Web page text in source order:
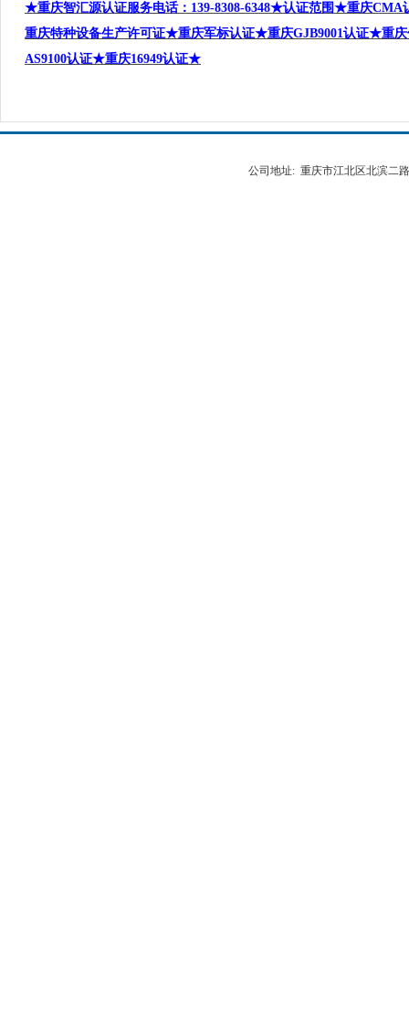
★重庆智汇源认证服务电话： 139-8308-6348★认证范围★重庆CMA
重庆特种设备生产许可证★重庆军标认证★重庆GJB9001认证★重
AS9100认证★重庆16949认证★
公司地址: 重庆市江北区北滨二